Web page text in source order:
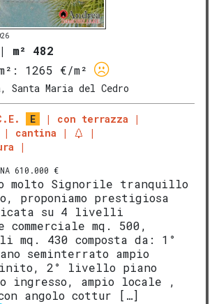
| m² 482
1265 €/m²
Santa Maria del Cedro
E
con terrazza
cantina
610.000 €
molto Signorile tranquillo
proponiamo prestigiosa
su 4 livelli
mq. 500,
mq. 430 composta da: 1°
seminterrato ampio
2° livello piano
ingresso, ampio locale ,
angolo cottur […]